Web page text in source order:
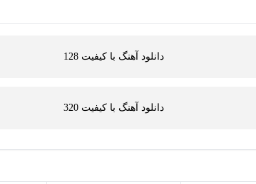
دانلود آهنگ با کیفیت 128
دانلود آهنگ با کیفیت 320